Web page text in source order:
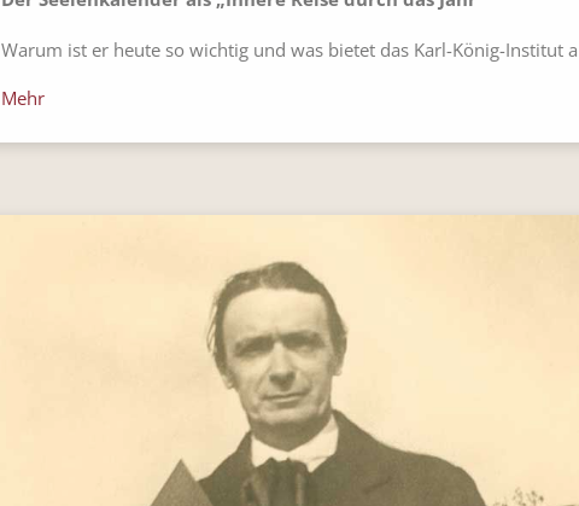
Warum ist er heute so wichtig und was bietet das Karl-König-Institut
Mehr